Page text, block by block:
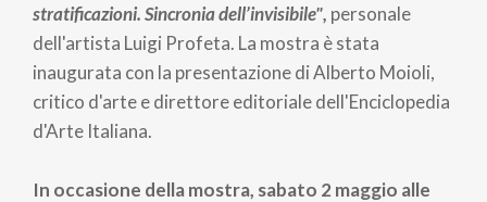
stratificazioni. Sincronia dell’invisibile", personale
dell'artista Luigi Profeta. La mostra è stata
inaugurata con la presentazione di Alberto Moioli,
critico d'arte e direttore editoriale dell'Enciclopedia
d'Arte Italiana.
In occasione della mostra, sabato 2 maggio alle